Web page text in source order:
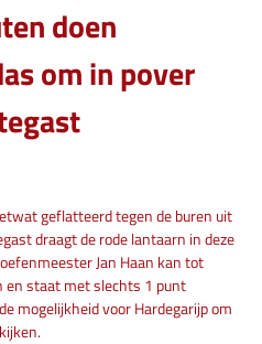
doen
om in pover
geflatteerd tegen de buren uit
draagt de rode lantaarn in deze
Jan Haan kan tot
en staat met slechts 1 punt
mogelijkheid voor Hardegarijp om